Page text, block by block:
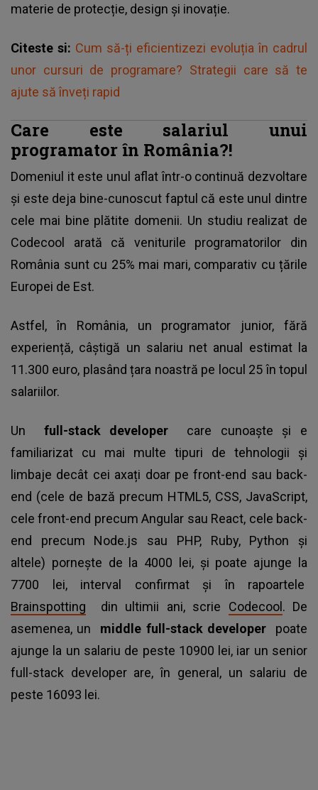
materie de protecție, design și inovație.
Citeste si: Cum să-ți eficientizezi evoluția în cadrul
unor cursuri de programare? Strategii care să te
ajute să înveți rapid
Care este salariul unui
programator în România?!
Domeniul it este unul aflat într-o continuă dezvoltare
și este deja bine-cunoscut faptul că este unul dintre
cele mai bine plătite domenii. Un studiu realizat de
Codecool arată că veniturile programatorilor din
România sunt cu 25% mai mari, comparativ cu țările
Europei de Est.
Astfel, în România, un programator junior, fără
experiență, câștigă un salariu net anual estimat la
11.300 euro, plasând țara noastră pe locul 25 în topul
salariilor.
Un full-stack developer
care cunoaște și e
familiarizat cu mai multe tipuri de tehnologii și
limbaje decât cei axați doar pe front-end sau back-
end (cele de bază precum HTML5, CSS, JavaScript,
cele front-end precum Angular sau React, cele back-
end precum Node.js sau PHP, Ruby, Python și
altele) pornește de la 4000 lei, și poate ajunge la
7700 lei, interval confirmat și în rapoartele
Brainspotting din ultimii ani, scrie Codecool. De
asemenea, un middle full-stack developer
poate
ajunge la un salariu de peste 10900 lei, iar un senior
full-stack developer are, în general, un salariu de
peste 16093 lei.